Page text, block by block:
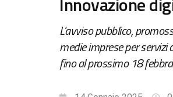
L'avviso pubblico,
medie imprese per
fino al prossimo 18